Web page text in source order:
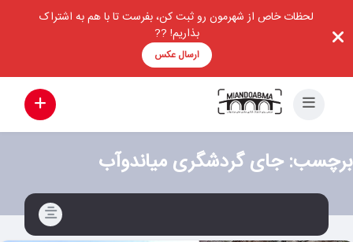
لحظات خاص از شهرمون رو ثبت کن، بفرست تا با هم به اشتراک
بذاریم! ??
ارسال عکس
برچسب:جای گردشگری میاندوآب